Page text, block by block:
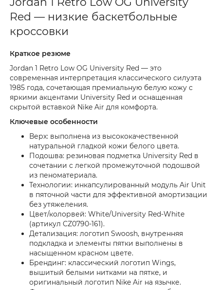
Red — низкие баскетбольные
кроссовки
Краткое резюме
Jordan 1 Retro Low OG University Red — это
современная интерпретация классического силуэта
1985 года, сочетающая премиальную белую кожу с
яркими акцентами University Red и оснащенная
скрытой вставкой Nike Air для комфорта.
Ключевые особенности
Верх: выполнена из высококачественной
натуральной гладкой кожи белого цвета.
Подошва: резиновая подметка University Red в
сочетании с легкой промежуточной подошвой
из пеноматериала.
Технологии: инкапсулированный модуль Air Unit
в пяточной части для эффективной амортизации
без утяжеления.
Цвет/колорвей: White/University Red-White
(артикул CZ0790-161).
Детализация: логотип Swoosh, внутренняя
подкладка и элементы пятки выполнены в
насыщенном красном цвете.
Брендинг: классический логотип Wings,
вышитый белыми нитками на пятке, и
оригинальный логотип Nike Air на язычке.